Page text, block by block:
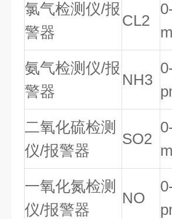
氯气检测仪/报
警器
CL2
m
氨气检测仪/报
警器
NH3
二氧化硫检测
仪/报警器
SO2
m
一氧化氮检测
仪/报警器
NO